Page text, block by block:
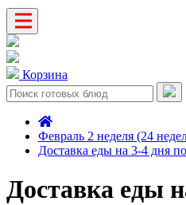
Корзина
Февраль 2 неделя (24
Доставка еды на 3-4 дня
Доставка еды